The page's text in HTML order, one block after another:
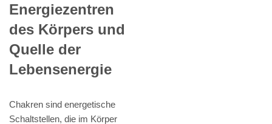
Energiezentren
des Körpers und
Quelle der
Lebensenergie
Chakren sind energetische
Schaltstellen, die im Körper